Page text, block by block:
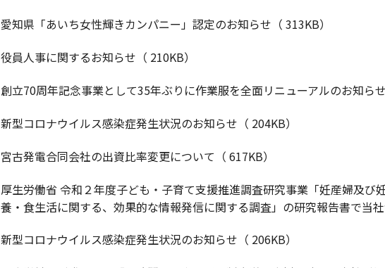
愛知県「あいち女性輝きカンパニー」認定のお知らせ（ 313KB）
役員人事に関するお知らせ（ 210KB）
創立70周年記念事業として35年ぶりに作業服を全面リニューアルのお知らせ
新型コロナウイルス感染症発生状況のお知らせ（ 204KB）
宮古発電合同会社の出資比率変更について（ 617KB）
厚生労働省 令和２年度子ども・子育て支援推進調査研究事業「妊産婦及び
養・食生活に関する、効果的な情報発信に関する調査」の研究報告書で当社
新型コロナウイルス感染症発生状況のお知らせ（ 206KB）